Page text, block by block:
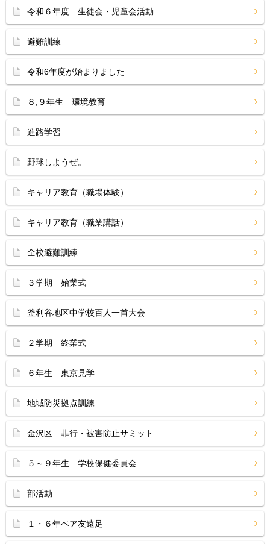
令和６年度 生徒会・児童会活動
避難訓練
令和6年度が始まりました
８,９年生 環境教育
進路学習
野球しようぜ。
キャリア教育（職場体験）
キャリア教育（職業講話）
全校避難訓練
３学期 始業式
釜利谷地区中学校百人一首大会
２学期 終業式
６年生 東京見学
地域防災拠点訓練
金沢区 非行・被害防止サミット
５～９年生 学校保健委員会
部活動
１・６年ペア友遠足